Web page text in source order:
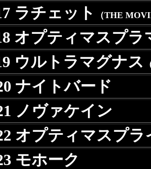
ラチェット
（THE
オプティマスプラ
ウルトラマグナス
ナイトバード
ノヴァケイン
オプティマスプラ
モホーク